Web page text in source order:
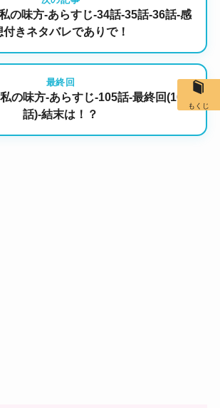
の味方-あらすじ-34話-35話-36話-感
付きネタバレでありで！
最終回
の味方-あらすじ-105話-最終回(106
話)-結末は！？
もくじ